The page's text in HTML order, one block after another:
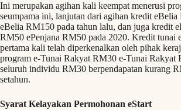
Ini merupakan agihan kali keempat menerusi
seumpama ini, lanjutan dari agihan kredit
eBelia RM150 pada tahun lalu, dan juga kredit
RM50 ePenjana RM50 pada 2020. Kredit tunai
pertama kali telah diperkenalkan oleh pihak
program e-Tunai Rakyat RM30 e-Tunai Rakyat
seluruh individu RM30 berpendapatan kurang
setahun.
Syarat Kelayakan Permohonan eStart